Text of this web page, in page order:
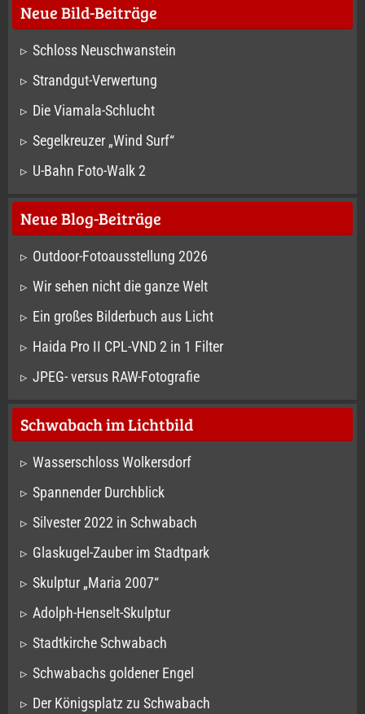
Neue Bild-Beiträge
Schloss Neuschwanstein
Strandgut-Verwertung
Die Viamala-Schlucht
Segelkreuzer „Wind Surf“
U-Bahn Foto-Walk 2
Neue Blog-Beiträge
Outdoor-Fotoausstellung 2026
Wir sehen nicht die ganze Welt
Ein großes Bilderbuch aus Licht
Haida Pro II CPL-VND 2 in 1 Filter
JPEG- versus RAW-Fotografie
Schwabach im Lichtbild
Wasserschloss Wolkersdorf
Spannender Durchblick
Silvester 2022 in Schwabach
Glaskugel-Zauber im Stadtpark
Skulptur „Maria 2007“
Adolph-Henselt-Skulptur
Stadtkirche Schwabach
Schwabachs goldener Engel
Der Königsplatz zu Schwabach